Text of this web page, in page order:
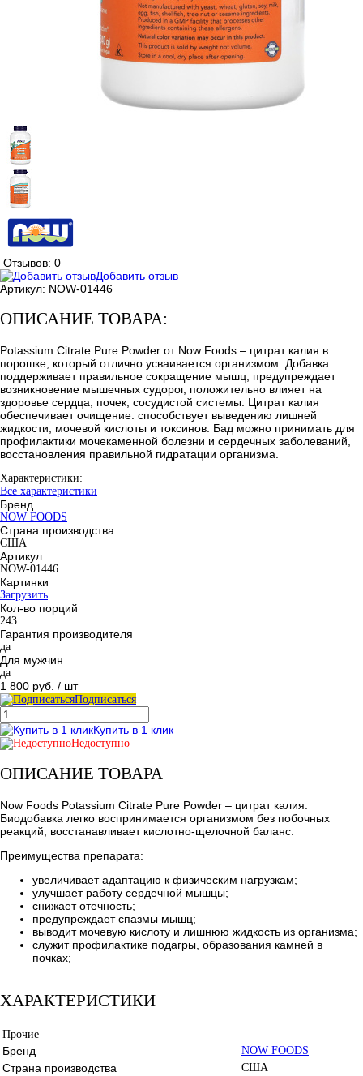
Отзывов: 0
Добавить отзыв
Артикул: NOW-01446
ОПИСАНИЕ ТОВАРА:
Potassium Citrate Pure Powder от Now Foods – цитрат калия в
порошке, который отлично усваивается организмом. Добавка
поддерживает правильное сокращение мышц, предупреждает
возникновение мышечных судорог, положительно влияет на
здоровье сердца, почек, сосудистой системы. Цитрат калия
обеспечивает очищение: способствует выведению лишней
жидкости, мочевой кислоты и токсинов. Бад можно принимать для
профилактики мочекаменной болезни и сердечных заболеваний,
восстановления правильной гидратации организма.
Характеристики:
Все характеристики
Бренд
NOW FOODS
Страна производства
США
Артикул
NOW-01446
Картинки
Загрузить
Кол-во порций
243
Гарантия производителя
да
Для мужчин
да
1 800 руб. / шт
Подписаться
Купить в 1 клик
Недоступно
ОПИСАНИЕ ТОВАРА
Now Foods Potassium Citrate Pure Powder – цитрат калия.
Биодобавка легко воспринимается организмом без побочных
реакций, восстанавливает кислотно-щелочной баланс.
Преимущества препарата:
увеличивает адаптацию к физическим нагрузкам;
улучшает работу сердечной мышцы;
снижает отечность;
предупреждает спазмы мышц;
выводит мочевую кислоту и лишнюю жидкость из организма;
служит профилактике подагры, образования камней в
почках;
ХАРАКТЕРИСТИКИ
Прочие
Бренд NOW FOODS
Страна производства США